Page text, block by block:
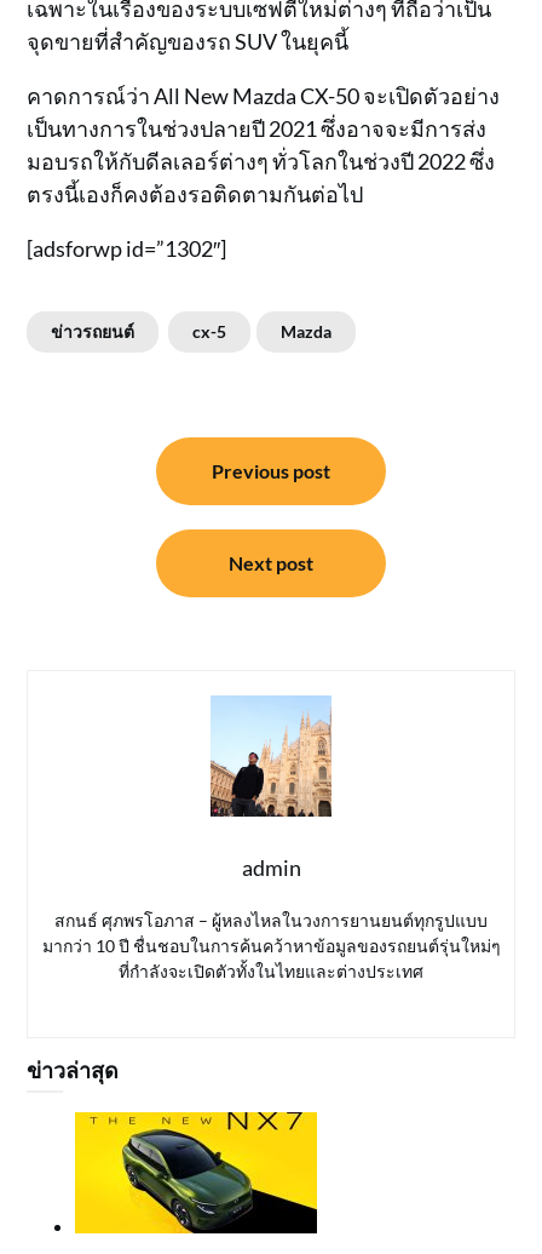
เฉพาะในเรื่องของระบบเซฟตี้ใหม่ต่างๆ ที่ถือว่าเป็น
จุดขายที่สำคัญของรถ SUV ในยุคนี้
คาดการณ์ว่า All New Mazda CX-50 จะเปิดตัวอย่าง
เป็นทางการในช่วงปลายปี 2021 ซึ่งอาจจะมีการส่ง
มอบรถให้กับดีลเลอร์ต่างๆ ทั่วโลกในช่วงปี 2022 ซึ่ง
ตรงนี้เองก็คงต้องรอติดตามกันต่อไป
[adsforwp id=”1302″]
ข่าวรถยนต์ cx-5 Mazda
Previous post
Next post
admin
สกนธ์ ศุภพรโอภาส – ผู้หลงไหลในวงการยานยนต์ทุกรูปแบบ
มากว่า 10 ปี ชื่นชอบในการค้นคว้าหาข้อมูลของรถยนต์รุ่นใหม่ๆ
ที่กำลังจะเปิดตัวทั้งในไทยและต่างประเทศ
ข่าวล่าสุด